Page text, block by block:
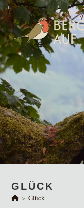
Zum
Inhalt
springen
GLÜCK
> Glück